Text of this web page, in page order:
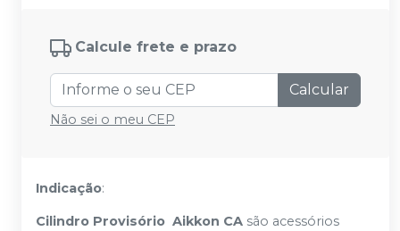
Calcule frete e prazo
Calcular
Não sei o meu CEP
Indicação:
Cilindro Provisório Aikkon CA são acessórios